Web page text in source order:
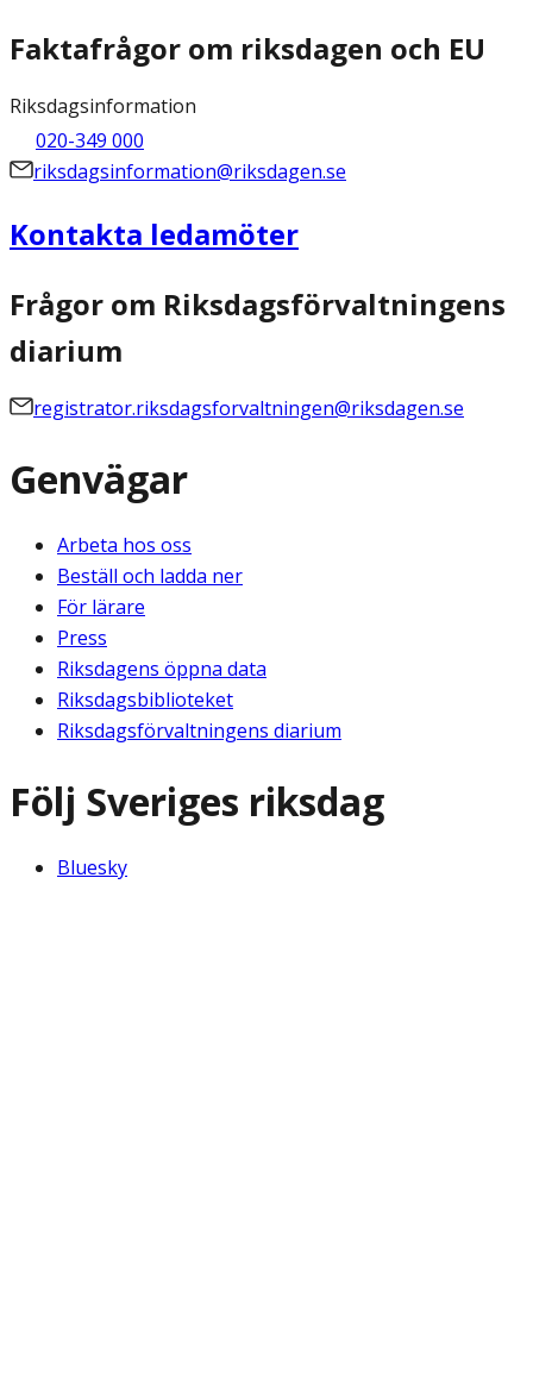
Faktafrågor om riksdagen och EU
Riksdagsinformation
020-349 000
riksdagsinformation@riksdagen.se
Kontakta ledamöter
Frågor om Riksdagsförvaltningens
diarium
registrator.riksdagsforvaltningen@riksdagen.se
Genvägar
Arbeta hos oss
Beställ och ladda ner
För lärare
Press
Riksdagens öppna data
Riksdagsbiblioteket
Riksdagsförvaltningens diarium
Följ Sveriges riksdag
Bluesky